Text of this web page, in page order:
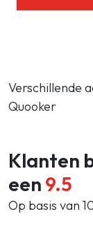
Verschillende
Quooker
Klanten
een 9.5
Op basis van